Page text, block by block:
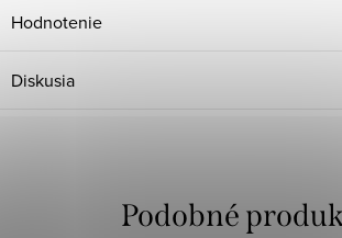
Hodnotenie
Diskusia